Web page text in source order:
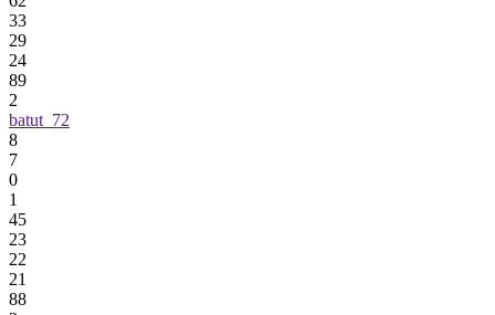
33
29
24
89
2
batut_72
8
7
0
1
45
23
22
21
88